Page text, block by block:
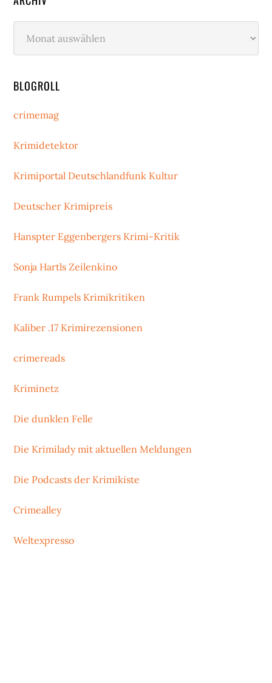
BLOGROLL
crimemag
Krimidetektor
Krimiportal Deutschlandfunk Kultur
Deutscher Krimipreis
Hanspter Eggenbergers Krimi-Kritik
Sonja Hartls Zeilenkino
Frank Rumpels Krimikritiken
Kaliber .17 Krimirezensionen
crimereads
Kriminetz
Die dunklen Felle
Die Krimilady mit aktuellen Meldungen
Die Podcasts der Krimikiste
Crimealley
Weltexpresso